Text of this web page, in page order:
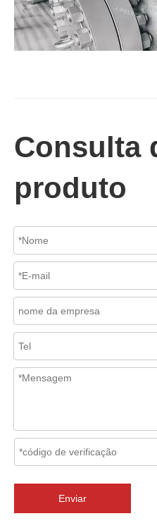
Em sistemas de tubulações
2026-07-02
J-VALVES fornece válvulas
Consulta
produto
Enviar